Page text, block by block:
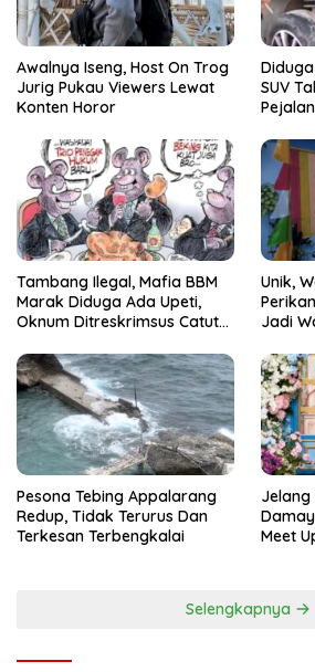
Awalnya Iseng, Host On Trog
Jurig Pukau Viewers Lewat
Konten Horor
SUV
Tambang Ilegal, Mafia BBM
Marak Diduga Ada Upeti,
Oknum Ditreskrimsus Catut
Unik,
Jadi
Pesona Tebing Appalarang
Redup, Tidak Terurus Dan
Terkesan Terbengkalai
Jelang
Meet
Selengkapnya